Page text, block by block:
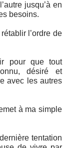
jusqu’à en
besoins.
l’ordre de
pour que tout
désiré et
avec les autres
à ma simple
tentation